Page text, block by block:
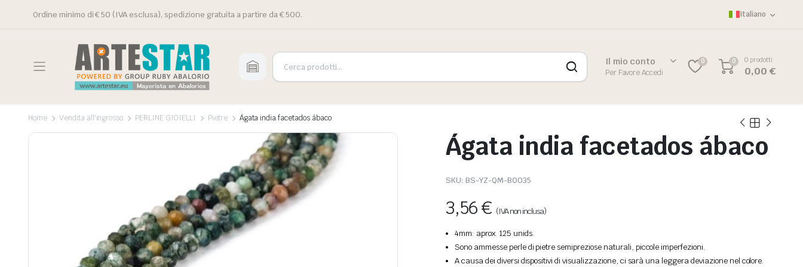
Ordine minimo di € 50 (IVA esclusa), spedizione gratuita a partire da € 500. Italiano
Il mio conto
Per Favore Accedi
0 0 0 prodotti
0,00€
Home Vendita all'ingrosso PERLINE GIOIELLI Pietre Ágata india facetados ábaco
Ágata india facetados ábaco
SKU: BS-YZ-QM-B0035
3,56€ (IVA non inclusa)
4mm: aprox. 125 unids.
Sono ammesse perle di pietre semipreziose naturali, piccole imperfezioni.
A causa dei diversi dispositivi di visualizzazione, ci sarà una leggera deviazione nel colore.